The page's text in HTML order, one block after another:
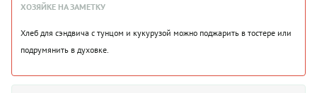
ХОЗЯЙКЕ НА ЗАМЕТКУ
Хлеб для сэндвича с тунцом и кукурузой можно поджарить в тостере или
подрумянить в духовке.